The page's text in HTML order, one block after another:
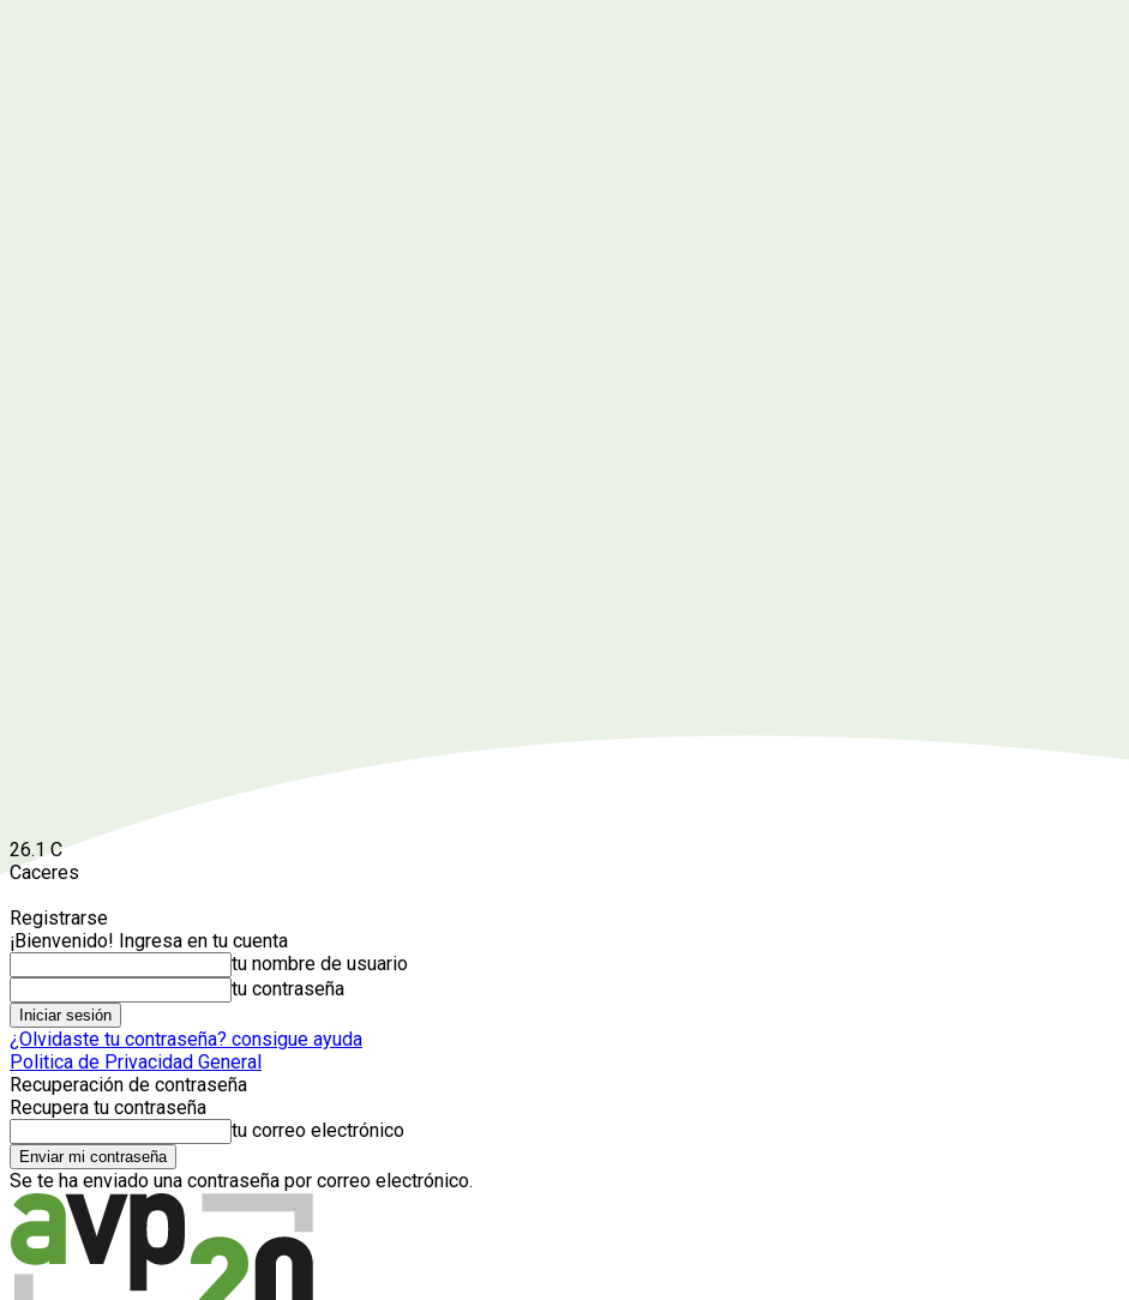
26.1 C
Caceres
Registrarse
¡Bienvenido! Ingresa en tu cuenta
tu nombre de usuario
tu contraseña
¿Olvidaste tu contraseña? consigue ayuda
Politica de Privacidad General
Recuperación de contraseña
Recupera tu contraseña
tu correo electrónico
Se te ha enviado una contraseña por correo electrónico.